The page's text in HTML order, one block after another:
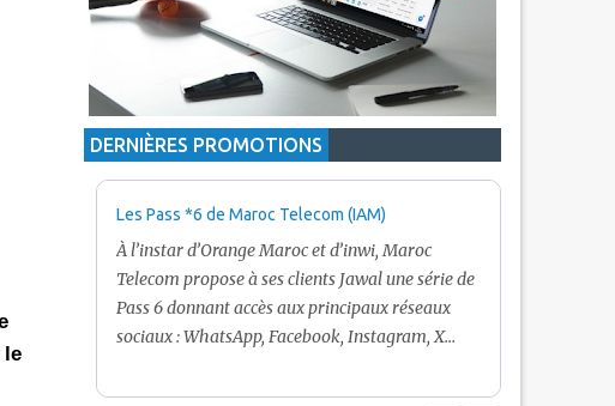
le
DERNIÈRES PROMOTIONS
+
plus,
Les Pass *6 de Maroc Telecom (IAM)
À l’instar d’Orange Maroc et d’inwi, Maroc
Telecom propose à ses clients Jawal une série de
Pass 6 donnant accès aux principaux réseaux
sociaux : WhatsApp, Facebook, Instagram, X
5 Dh inclut 100 Mo, le Pass 10 Dh offre 400 Mo,